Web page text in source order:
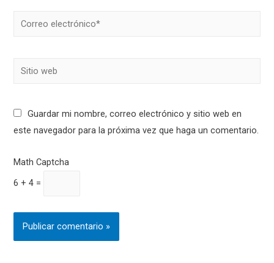
Correo
Sitio
Guardar mi nombre, correo electrónico y sitio web en
este navegador para la próxima vez que haga un comentario.
Math Captcha
6 + 4 =